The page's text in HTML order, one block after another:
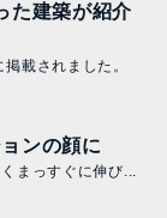
た建築が紹介
載されました。
ンの顔に
まっすぐに伸び...